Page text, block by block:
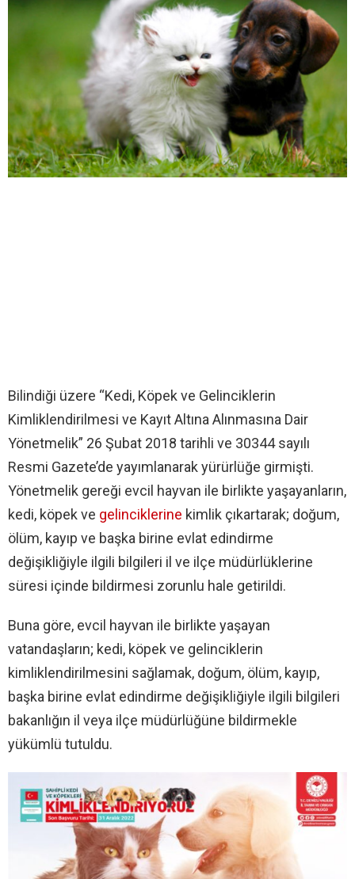
Bilindiği üzere “Kedi, Köpek ve Gelinciklerin
Kimliklendirilmesi ve Kayıt Altına Alınmasına Dair
Yönetmelik” 26 Şubat 2018 tarihli ve 30344 sayılı
Resmi Gazete’de yayımlanarak yürürlüğe girmişti.
Yönetmelik gereği evcil hayvan ile birlikte yaşayanların,
kedi, köpek ve gelinciklerine kimlik çıkartarak; doğum,
ölüm, kayıp ve başka birine evlat edindirme
değişikliğiyle ilgili bilgileri il ve ilçe müdürlüklerine
süresi içinde bildirmesi zorunlu hale getirildi.
Buna göre, evcil hayvan ile birlikte yaşayan
vatandaşların; kedi, köpek ve gelinciklerin
kimliklendirilmesini sağlamak, doğum, ölüm, kayıp,
başka birine evlat edindirme değişikliğiyle ilgili bilgileri
bakanlığın il veya ilçe müdürlüğüne bildirmekle
yükümlü tutuldu.